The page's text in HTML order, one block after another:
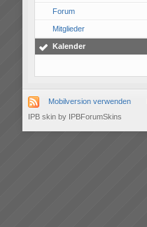
Forum
Mitglieder
Kalender
Mobilversion verwenden
IPB skin by IPBForumSkins